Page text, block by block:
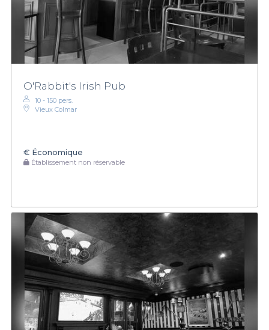
O'Rabbit's Irish Pub
10 - 150 pers.
Vieux Colmar
€ Économique
Établissement non réservable